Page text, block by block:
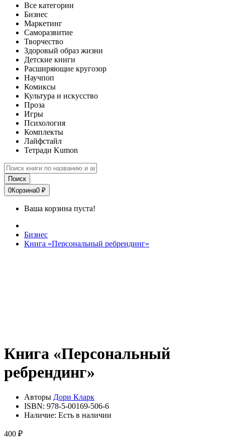
Все категории
Бизнес
Маркетинг
Саморазвитие
Творчество
Здоровый образ жизни
Детские книги
Расширяющие кругозор
Научпоп
Комиксы
Культура и искусство
Проза
Игры
Психология
Комплекты
Лайфстайл
Тетради Kumon
Поиск
0Корзина0 ₽
Ваша корзина пуста!
Бизнес
Книга «Персональный ребрендинг»
Книга «Персональный
ребрендинг»
Авторы Дори Кларк
ISBN: 978-5-00169-506-6
Наличие: Есть в наличии
400 ₽